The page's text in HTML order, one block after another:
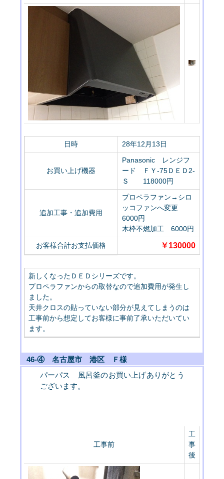
日時 28年12月13日
お買い上げ機器
Panasonic レンジフ
ード ＦＹ-75ＤＥＤ2-
Ｓ 118000円
追加工事・追加費用
プロペラファン→シロ
ッコファンへ変更
6000円
木枠不燃加工 6000円
お客様合計お支払価格 ￥130000
新しくなったＤＥＤシリーズです。
プロペラファンからの取替なので追加費用が発生し
ました。
天井クロスの貼っていない部分が見えてしまうのは
工事前から想定してお客様に事前了承いただいてい
ます。
46-④ 名古屋市 港区 Ｆ様
パーパス 風呂釜のお買い上げありがとう
ございます。
工事前
工
事
後